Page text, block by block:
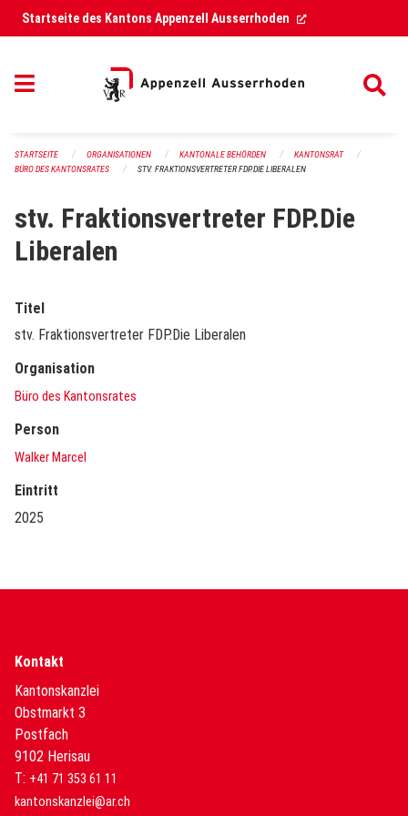
Navigation überspringen
Startseite des Kantons Appenzell Ausserrhoden (External Link)
STARTSEITE ORGANISATIONEN KANTONALE BEHÖRDEN
KANTONSRAT
BÜRO DES KANTONSRATES
STV. FRAKTIONSVERTRETER FDP.DIE LIBERALEN
stv. Fraktionsvertreter FDP.Die
Liberalen
Titel
stv. Fraktionsvertreter FDP.Die Liberalen
Organisation
Büro des Kantonsrates
Person
Walker Marcel
Eintritt
2025
Kontakt
Kantonskanzlei
Obstmarkt 3
Postfach
9102 Herisau
T: +41 71 353 61 11
kantonskanzlei@ar.ch